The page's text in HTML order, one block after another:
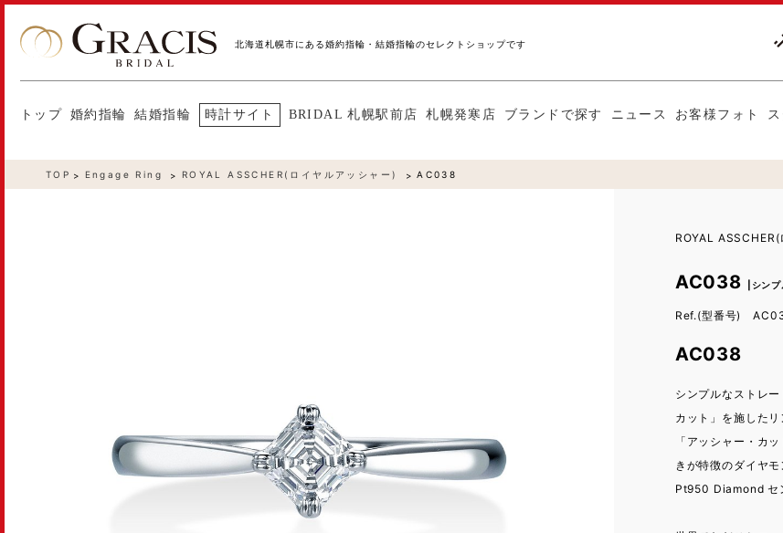
北海道札幌市にある婚約指輪・結婚指輪のセレクトショップです
トップ 婚約指輪 結婚指輪 時計サイト BRIDAL 札幌駅前店 札幌発寒店 ブランドで探す ニュース お客様フォト
TOP Engage Ring ROYAL ASSCHER(ロイヤルアッシャー) AC038
ROYAL
AC038 |シン
Ref.(型番号)
AC038
シンプルなストレ
カット」を施した
「アッシャー・カ
きが特徴のダイヤモ
Pt950 Diamond セ